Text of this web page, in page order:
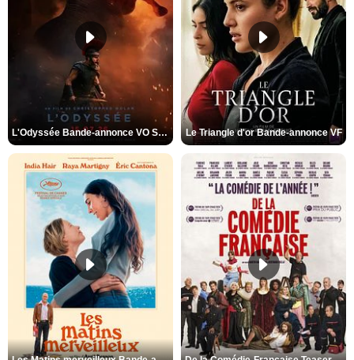
L'Odyssée Bande-annonce VO STFR Le Triangle d'or Bande-annonce VF